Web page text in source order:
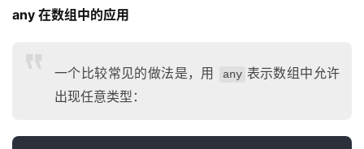
源
链
any 在数组中的应用
一个比较常见的做法是，用 any 表示数组中允许
出现任意类型：